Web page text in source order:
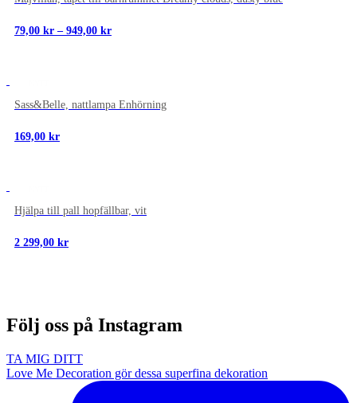
79,00 kr – 949,00 krPrisintervall:
Sass&Belle, nattlampa Enhörning
169,00 kr
Hjälpa till pall hopfällbar, vit
2 299,00 kr
Följ oss på Instagram
TA MIG DITT
Love Me Decoration gör dessa superfina dekoration